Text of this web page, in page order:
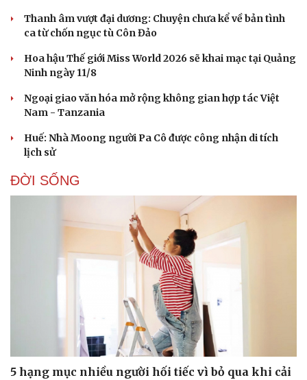
Doanh nghiệp
Thông tin doanh nghiệp
Doanh nghiệp 24h
Doanh nhân
Công nghệ
Tin Công nghệ
Thanh âm vượt đại dương: Chuyện chưa kể về bản tình
ca từ chốn ngục tù Côn Đảo
Hoa hậu Thế giới Miss World 2026 sẽ khai mạc tại Quảng
Ninh ngày 11/8
Ngoại giao văn hóa mở rộng không gian hợp tác Việt
Nam - Tanzania
Huế: Nhà Moong người Pa Cô được công nhận di tích
lịch sử
ĐỜI SỐNG
5 hạng mục nhiều người hối tiếc vì bỏ qua khi cải